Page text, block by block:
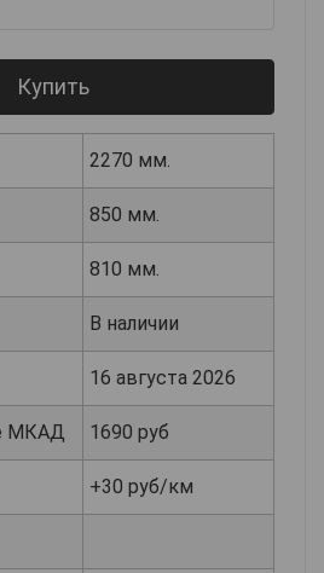
Купить
2270 мм.
850 мм.
810 мм.
В наличии
16 августа 2026
МКАД 1690 руб
+30 руб/км